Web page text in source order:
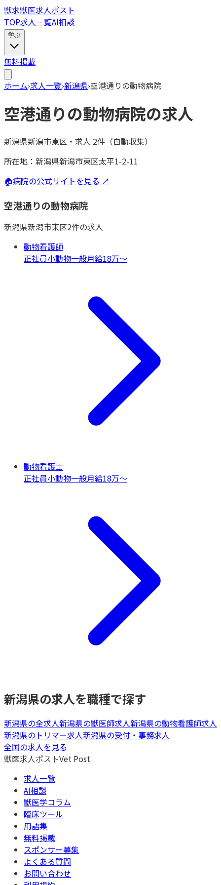
獣求獣医求人ポスト
TOP求人一覧AI相談
学ぶ
無料掲載
ホーム›求人一覧›新潟県›空港通りの動物病院
空港通りの動物病院の求人
新潟県新潟市東区 ・ 求人 2件（自動収集）
所在地： 新潟県新潟市東区太平1-2-11
🏠病院の公式サイトを見る ↗
空港通りの動物病院
新潟県新潟市東区2件の求人
動物看護師
正社員小動物一般月給18万〜
動物看護士
正社員小動物一般月給18万〜
新潟県の求人を職種で探す
新潟県の全求人新潟県の獣医師求人新潟県の動物看護師求人
新潟県の トリマー求人新潟県の受付・事務求人
全国の求人を見る
獣医求人ポストVet Post
求人一覧
AI相談
獣医学コラム
臨床ツール
用語集
無料掲載
スポンサー募集
よくある質問
お問い合わせ